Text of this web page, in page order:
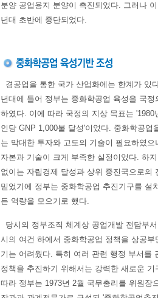
분양 공업용지 분양이 촉진되었다. 그러나
년대 초반에 중단되었다.
경공업을 통한 국가 산업화에는 한계가 있
년대에 들어 정부는 중화학공업 육성을 국정
하였다. 이에 따라 국정의 지상 목표는 '1980
인당 GNP 1,000불 달성'이었다. 중화학공업
는 막대한 투자와 고도의 기술이 필요하였으
자본과 기술이 크게 부족한 실정이었다. 하
없이는 자립경제 달성과 상위 중진국으로의
믿었기에 정부는 중화학공업 추진기구를 설
든 역량을 모으기로 했다.
당시의 정부조직 체계상 공업개발 전담부
시의 여건 하에서 중화학공업 정책을 상공부
기는 어려웠다. 특히 여러 관련 행정 부서를
정책을 추진하기 위해서는 강력한 새로운 기
따라 정부는 1973년 2월 국무총리를 위원장